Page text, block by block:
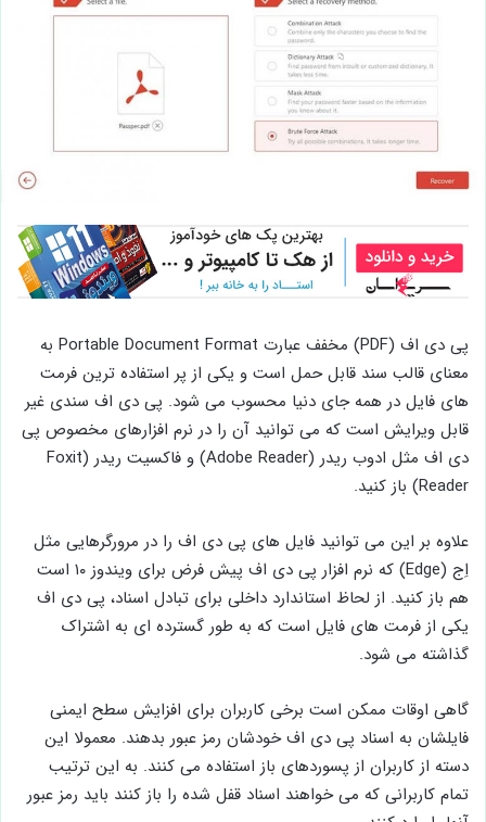
پی دی اف (PDF) مخفف عبارت Portable Document Format به
معنای قالب سند قابل حمل است و یکی از پر استفاده ترین فرمت
های فایل در همه جای دنیا محسوب می شود. پی دی اف سندی غیر
قابل ویرایش است که می توانید آن را در نرم افزارهای مخصوص پی
دی اف مثل ادوب ریدر (Adobe Reader) و فاکسیت ریدر (Foxit
Reader) باز کنید.
علاوه بر این می توانید فایل های پی دی اف را در مرورگرهایی مثل
اِج (Edge) که نرم افزار پی دی اف پیش فرض برای ویندوز ۱۰ است
هم باز کنید. از لحاظ استاندارد داخلی برای تبادل اسناد، پی دی اف
یکی از فرمت های فایل است که به طور گسترده ای به اشتراک
گذاشته می شود.
گاهی اوقات ممکن است برخی کاربران برای افزایش سطح ایمنی
فایلشان به اسناد پی دی اف خودشان رمز عبور بدهند. معمولا این
دسته از کاربران از پسوردهای باز استفاده می کنند. به این ترتیب
تمام کاربرانی که می خواهند اسناد قفل شده را باز کنند باید رمز عبور